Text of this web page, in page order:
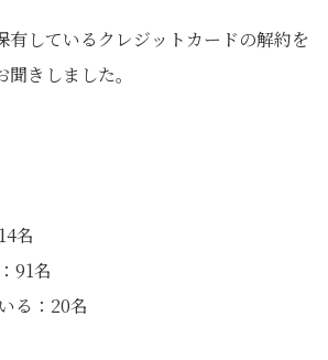
有しているクレジットカードの解約を
きしました。
名
91名
る：20名